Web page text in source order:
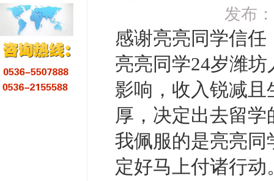
发布
感谢亮亮同学信
亮亮同学24岁潍
影响，收入锐减
厚，决定出去留
我佩服的是亮亮
定好马上付诸行动